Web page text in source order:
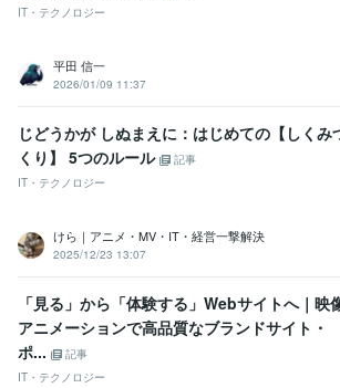
IT・テクノロジー
平田 信一
2026/01/09 11:37
じどうかが しぬまえに：はじめての【しくみ
くり】 5つのルール
記事
IT・テクノロジー
けら｜アニメ・MV・IT・経営一撃解決
2025/12/23 13:07
「見る」から「体験する」Webサイトへ｜映
アニメーションで高品質なブランドサイト・
ポ...
記事
IT・テクノロジー